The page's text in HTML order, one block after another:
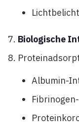
Biologische
Albumin-